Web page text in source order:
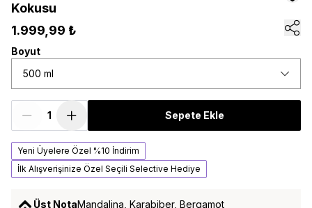
Kokusu
1.999,99 ₺
Boyut
500 ml
Sepete Ekle
Yeni Üyelere Özel %10 İndirim
İlk Alışverişinize Özel Seçili Selective Hediye
Üst NotaMandalina, Karabiber, Bergamot